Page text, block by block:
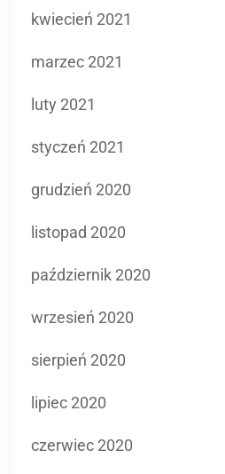
kwiecień 2021
marzec 2021
luty 2021
styczeń 2021
grudzień 2020
listopad 2020
październik 2020
wrzesień 2020
sierpień 2020
lipiec 2020
czerwiec 2020